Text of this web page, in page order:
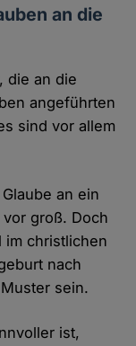
an die
die an die
angeführten
sind vor allem
an ein
groß. Doch
im christlichen
nach
sein.
ist,